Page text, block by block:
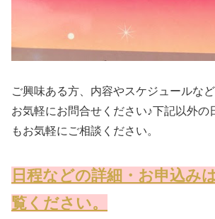
ご興味ある方、内容やスケジュールな
お気軽にお問合せください♪下記以外の
もお気軽にご相談ください。
日程などの詳細・お申込み
覧ください。